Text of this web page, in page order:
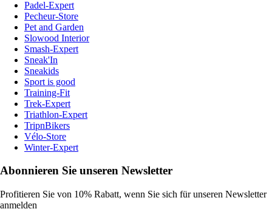
Padel-Expert
Pecheur-Store
Pet and Garden
Slowood Interior
Smash-Expert
Sneak'In
Sneakids
Sport is good
Training-Fit
Trek-Expert
Triathlon-Expert
TripnBikers
Vélo-Store
Winter-Expert
Abonnieren Sie unseren Newsletter
Profitieren Sie von 10% Rabatt, wenn Sie sich für unseren Newsletter
anmelden